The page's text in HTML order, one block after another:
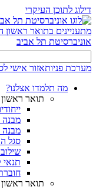
דילוג לתוכן העיקרי
מתעניינים בתואר ראשון
אוניברסיטת תל אביב
מערכת פניותאזור אישי
מה תלמדו אצלנו?
תואר ראשון
מבנה
מבנה
סגל
תנאי
תואר